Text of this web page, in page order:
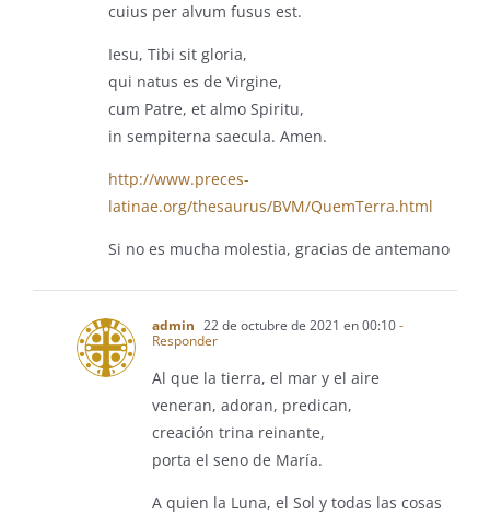
cuius per alvum fusus est.
Iesu, Tibi sit gloria,
qui natus es de Virgine,
cum Patre, et almo Spiritu,
in sempiterna saecula. Amen.
http://www.preces-
latinae.org/thesaurus/BVM/QuemTerra.html
Si no es mucha molestia, gracias de antemano
admin 22 de octubre de 2021 en 00:10-
Responder
Al que la tierra, el mar y el aire
veneran, adoran, predican,
creación trina reinante,
porta el seno de María.
A quien la Luna, el Sol y todas las cosas